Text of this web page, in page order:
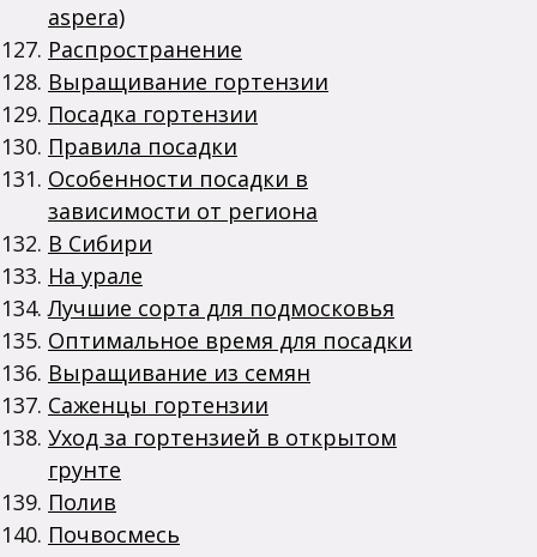
aspera)
Распространение
Выращивание гортензии
Посадка гортензии
Правила посадки
Особенности посадки в
зависимости от региона
В Сибири
На урале
Лучшие сорта для подмосковья
Оптимальное время для посадки
Выращивание из семян
Саженцы гортензии
Уход за гортензией в открытом
грунте
Полив
Почвосмесь